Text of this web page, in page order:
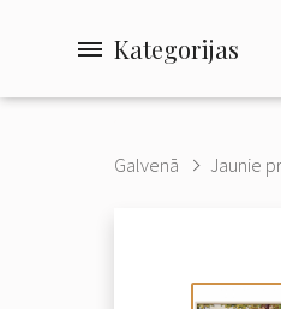
Kategorijas
Galvenā Jaunie